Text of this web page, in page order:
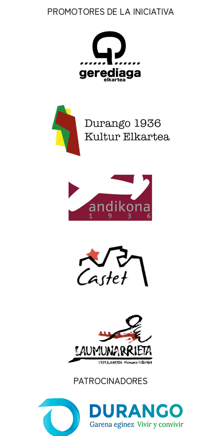
PROMOTORES DE LA INICIATIVA
PATROCINADORES